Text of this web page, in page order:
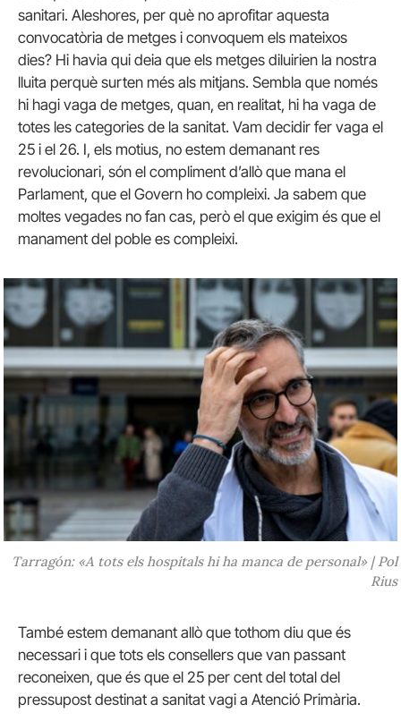
sanitari. Aleshores, per què no aprofitar aquesta
convocatòria de metges i convoquem els mateixos
dies? Hi havia qui deia que els metges diluirien la nostra
lluita perquè surten més als mitjans. Sembla que només
hi hagi vaga de metges, quan, en realitat, hi ha vaga de
totes les categories de la sanitat. Vam decidir fer vaga el
25 i el 26. I, els motius, no estem demanant res
revolucionari, són el compliment d’allò que mana el
Parlament, que el Govern ho compleixi. Ja sabem que
moltes vegades no fan cas, però el que exigim és que el
manament del poble es compleixi.
Tarragón: «A tots els hospitals hi ha manca de personal» | Pol
Rius
També estem demanant allò que tothom diu que és
necessari i que tots els consellers que van passant
reconeixen, que és que el 25 per cent del total del
pressupost destinat a sanitat vagi a Atenció Primària.